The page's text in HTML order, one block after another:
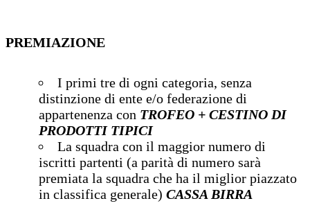
PREMIAZIONE
I primi tre di ogni categoria, senza
distinzione di ente e/o federazione di
appartenenza con TROFEO + CESTINO DI
PRODOTTI TIPICI
La squadra con il maggior numero di
iscritti partenti (a parità di numero sarà
premiata la squadra che ha il miglior piazzato
in classifica generale) CASSA BIRRA